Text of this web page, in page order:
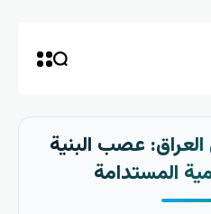
عصب البنية
المستدامة